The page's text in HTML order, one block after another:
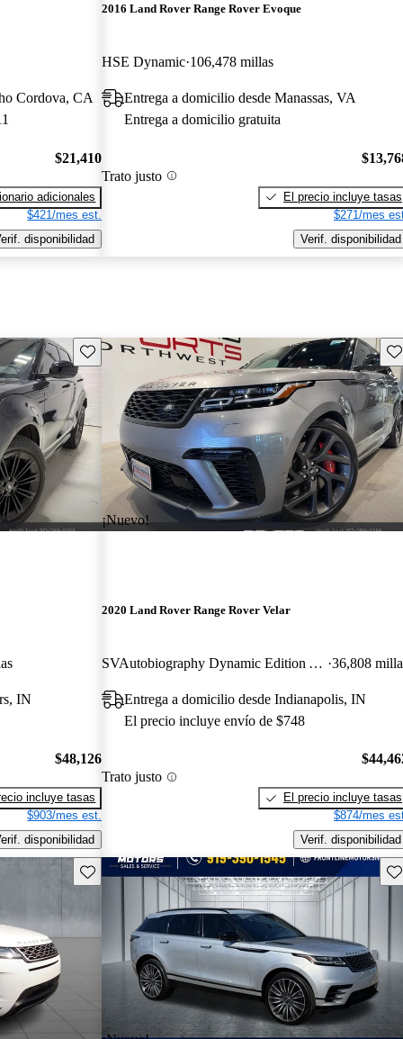
Cordova, CA
$21,410
adicionales
$421/mes est.
disponibilidad
2016 Land Rover Range Rover Evoque
HSE Dynamic 106,478 millas
Entrega a domicilio desde Manassas, VA
Entrega a domicilio gratuita
Trato justo
El precio incluye tasas
$271/mes
Verif. disponibilidad
Guarda este Aviso
IN
$48,126
incluye tasas
$903/mes est.
disponibilidad
¡Nuevo!
2020 Land Rover Range Rover Velar
SVAutobiography Dynamic Edition AWD 36,808
Entrega a domicilio desde Indianapolis, IN
El precio incluye envío de $748
Trato justo
El precio incluye tasas
$874/mes
Verif. disponibilidad
Guarda este Aviso